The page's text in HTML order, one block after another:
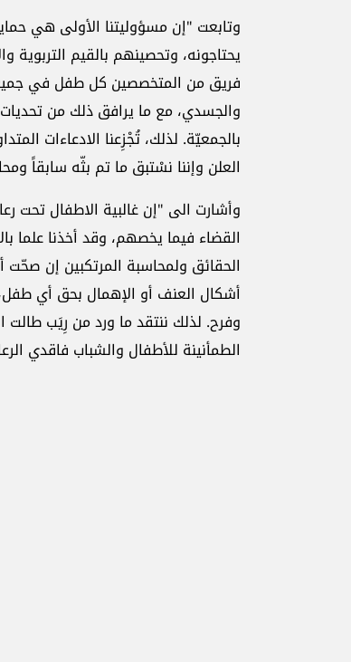
وتابعت "إن مسؤوليتنا الأولى هي
يحتاجونه، وتحصينهم بالقيم
فريق من المتخصصين كل طفل في جميع
والجسدي، مع ما يرافق ذلك من
بالجمعيّة. لذلك، تُجْزِعنا الادعاءات
العلن وإننا نسْتبق ما تم بثّه سابقاً
وأشارت الى "إن غالبية الاطفال تحت
القضاء فيما يخصهم، وقد أخذنا علما
الحقائق ولمحاسبة المرتكبين إن
أشكال العنف أو الإهمال بحق أي
وفرح. لذلك ننتقد ما ورد من رِيَب
الطمأنينة للأطفال والشباب فاقدي